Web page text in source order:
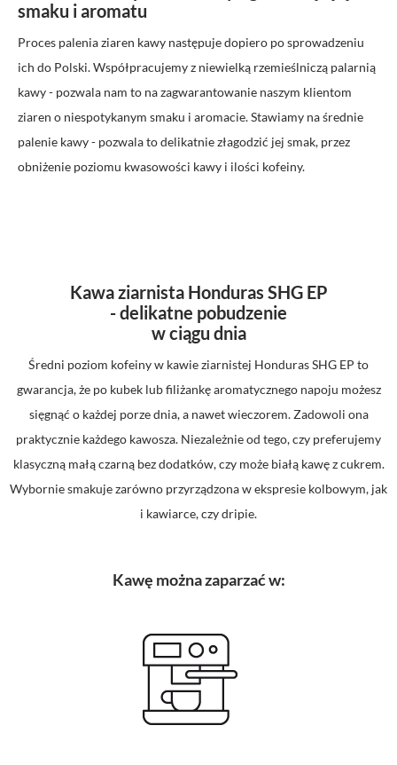
smaku i aromatu
Proces palenia ziaren kawy następuje dopiero po sprowadzeniu
ich do Polski. Współpracujemy z niewielką rzemieślniczą palarnią
kawy - pozwala nam to na zagwarantowanie naszym klientom
ziaren o niespotykanym smaku i aromacie. Stawiamy na średnie
palenie kawy - pozwala to delikatnie złagodzić jej smak, przez
obniżenie poziomu kwasowości kawy i ilości kofeiny.
Kawa ziarnista Honduras SHG EP
- delikatne pobudzenie
w ciągu dnia
Średni poziom kofeiny w kawie ziarnistej Honduras SHG EP to
gwarancja, że po kubek lub filiżankę aromatycznego napoju możesz
sięgnąć o każdej porze dnia, a nawet wieczorem. Zadowoli ona
praktycznie każdego kawosza. Niezależnie od tego, czy preferujemy
klasyczną małą czarną bez dodatków, czy może białą kawę z cukrem.
Wybornie smakuje zarówno przyrządzona w ekspresie kolbowym, jak
i kawiarce, czy dripie.
Kawę można zaparzać w: